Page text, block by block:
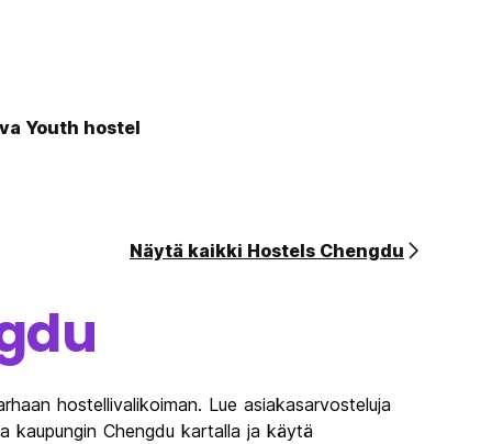
Youth hostel
Näytä kaikki Hostels Chengdu
hostellivalikoiman. Lue asiakasarvosteluja
kaupungin Chengdu kartalla ja käytä